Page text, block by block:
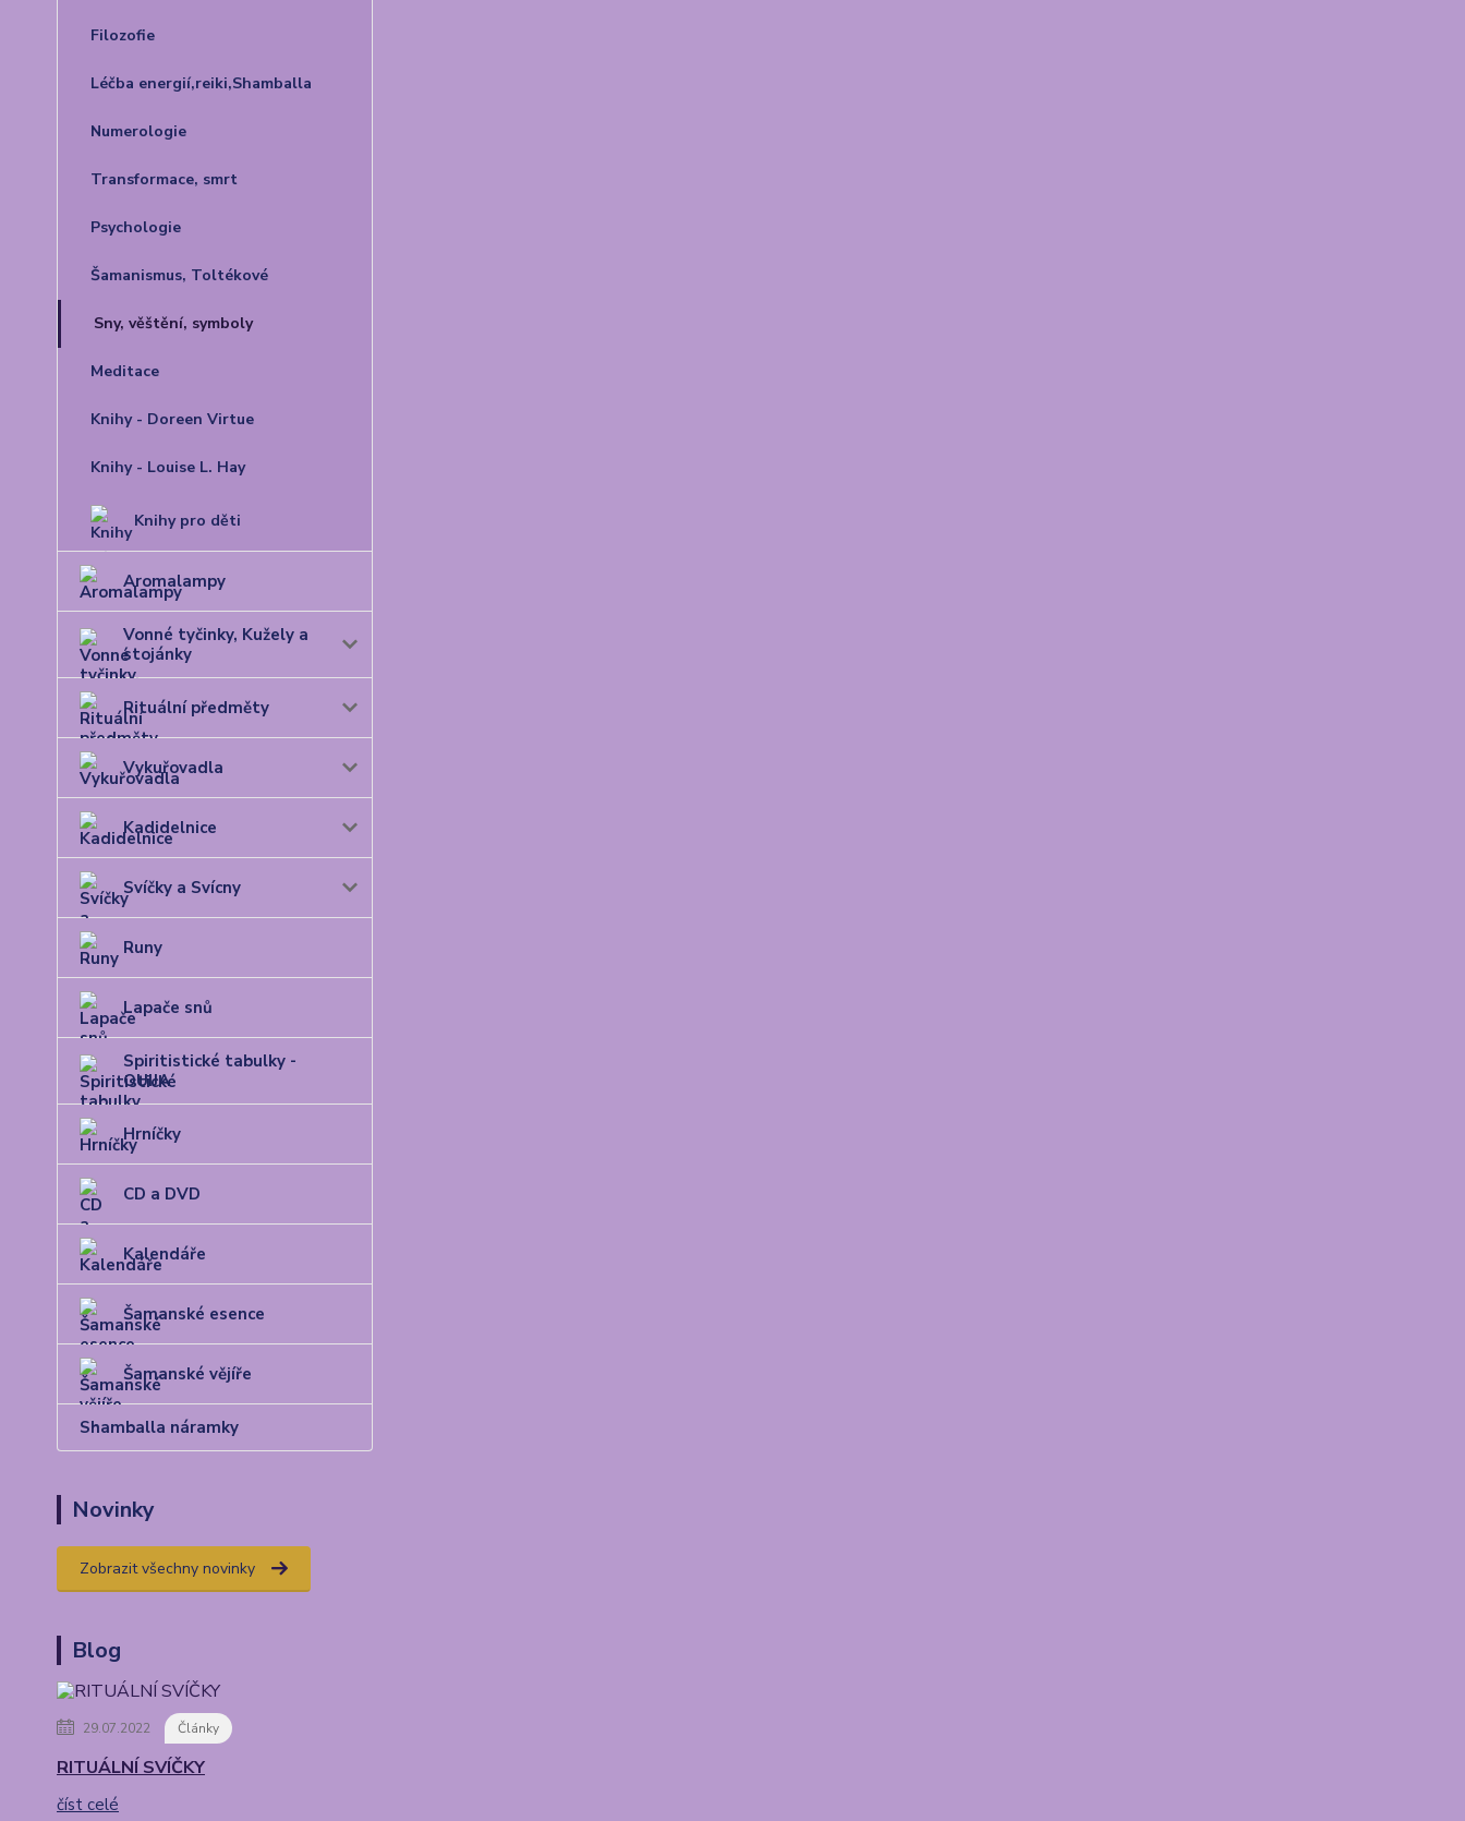
Filozofie
Léčba energií,reiki,Shamballa
Numerologie
Transformace, smrt
Psychologie
Šamanismus, Toltékové
Sny, věštění, symboly
Meditace
Knihy - Doreen Virtue
Knihy - Louise L. Hay
Knihy pro děti
Aromalampy
Vonné tyčinky, Kužely a
stojánky
Rituální předměty
Vykuřovadla
Kadidelnice
Svíčky a Svícny
Runy
Lapače snů
Spiritistické tabulky -
OUIJA
Hrníčky
CD a DVD
Kalendáře
Šamanské esence
Šamanské vějíře
Shamballa náramky
Novinky
Zobrazit všechny novinky
Blog
29.07.2022 Články
RITUÁLNÍ SVÍČKY
číst celé